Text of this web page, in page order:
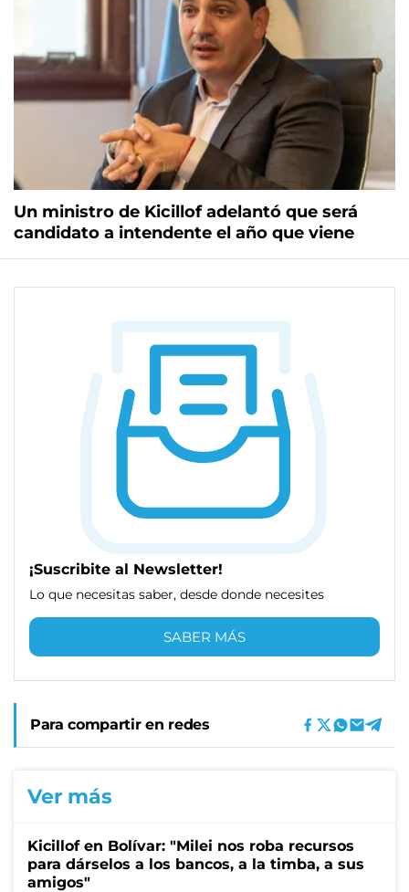
Un ministro de Kicillof adelantó que será
candidato a intendente el año que viene
¡Suscribite al Newsletter!
Lo que necesitas saber, desde donde necesites
SABER MÁS
Para compartir en redes
Ver más
Kicillof en Bolívar: "Milei nos roba recursos
para dárselos a los bancos, a la timba, a sus
amigos"